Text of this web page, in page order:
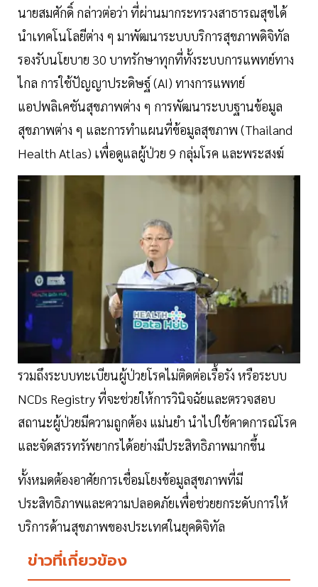
นายสมศักดิ์ กล่าวต่อว่า ที่ผ่านมากระทรวงสาธารณสุขได้
นำเทคโนโลยีต่าง ๆ มาพัฒนาระบบบริการสุขภาพดิจิทัล
รองรับนโยบาย 30 บาทรักษาทุกที่ทั้งระบบการแพทย์ทาง
ไกล การใช้ปัญญาประดิษฐ์ (AI) ทางการแพทย์
แอปพลิเคชันสุขภาพต่าง ๆ การพัฒนาระบบฐานข้อมูล
สุขภาพต่าง ๆ และการทำแผนที่ข้อมูลสุขภาพ (Thailand
Health Atlas) เพื่อดูแลผู้ป่วย 9 กลุ่มโรค และพระสงฆ์
รวมถึงระบบทะเบียนผู้ป่วยโรคไม่ติดต่อเรื้อรัง หรือระบบ
NCDs Registry ที่จะช่วยให้การวินิจฉัยและตรวจสอบ
สถานะผู้ป่วยมีความถูกต้อง แม่นยำ นำไปใช้คาดการณ์โรค
และจัดสรรทรัพยากรได้อย่างมีประสิทธิภาพมากขึ้น
ทั้งหมดต้องอาศัยการเชื่อมโยงข้อมูลสุขภาพที่มี
ประสิทธิภาพและความปลอดภัยเพื่อช่วยยกระดับการให้
บริการด้านสุขภาพของประเทศในยุคดิจิทัล
ข่าวที่เกี่ยวข้อง